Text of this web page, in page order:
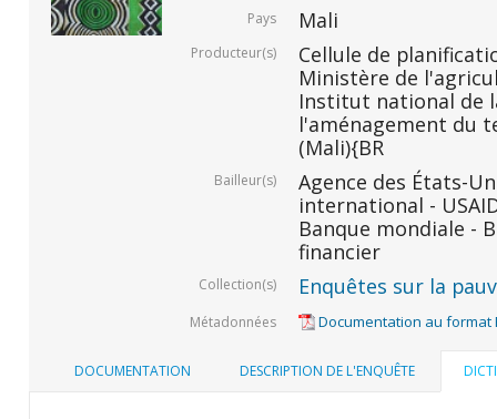
Pays Mali
Producteur(s)
Cellule de
Ministère de
Institut national de
l'aménagement du
(Mali){BR
Bailleur(s)
Agence des États-
international -
Banque mondiale -
financier
Collection(s) Enquêtes sur la
Métadonnées Documentation au format
DOCUMENTATION DESCRIPTION DE L'ENQUÊTE